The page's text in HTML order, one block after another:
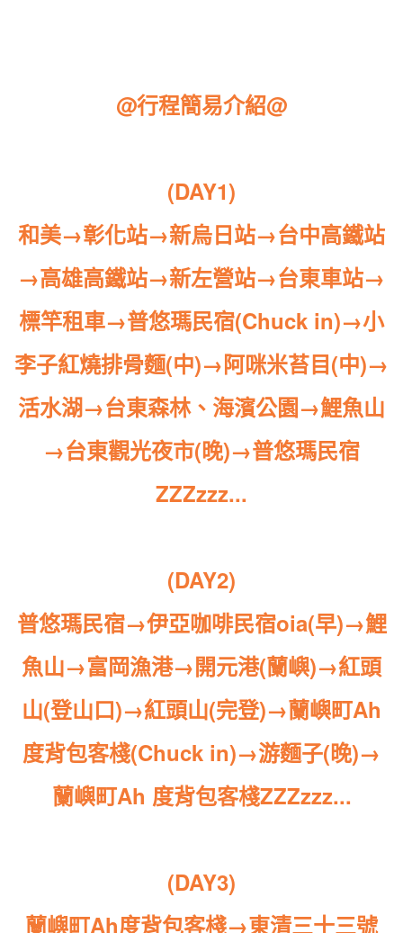
@行程簡易介紹@
(DAY1)
和美→彰化站→新烏日站→台中高鐵站
→高雄高鐵站→新左營站→台東車站→
標竿租車→普悠瑪民宿(Chuck in)→小
李子紅燒排骨麵(中)→阿咪米苔目(中)→
活水湖→台東森林、海濱公園→鯉魚山
→台東觀光夜市(晚)→普悠瑪民宿
ZZZzzz...
(DAY2)
普悠瑪民宿→伊亞咖啡民宿oia(早)→鯉
魚山→富岡漁港→開元港(蘭嶼)→紅頭
山(登山口)→紅頭山(完登)→蘭嶼町Ah
度背包客棧(Chuck in)→游麵子(晚)→
蘭嶼町Ah 度背包客棧ZZZzzz...
(DAY3)
蘭嶼町Ah度背包客棧→東清三十三號